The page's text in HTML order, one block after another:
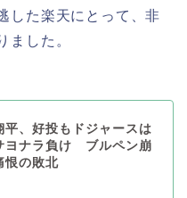
した楽天にとって、非
ました。
平、好投もドジャースは
ヨナラ負け ブルペン崩
恨の敗北